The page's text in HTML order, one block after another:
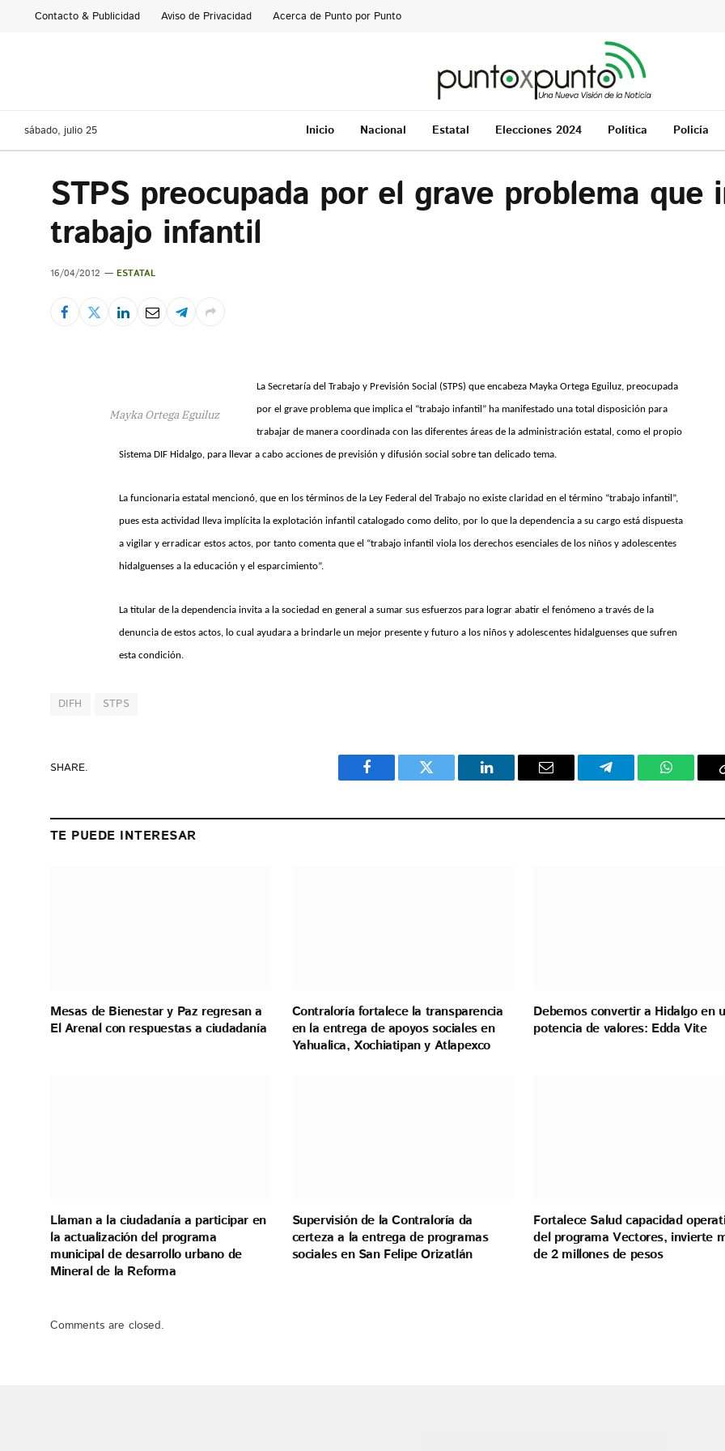
Contacto & Publicidad Aviso de Privacidad Acerca de Punto por Punto
sábado, julio 25 Inicio Nacional Estatal Elecciones 2024 Política Policía
STPS preocupada por el grave problema que
trabajo infantil
16/04/2012 ESTATAL
Mayka Ortega Eguiluz
La Secretaría del Trabajo y Previsión Social (STPS) que encabeza Mayka Ortega Eguiluz, preocupada
por el grave problema que implica el “trabajo infantil” ha manifestado una total disposición para
trabajar de manera coordinada con las diferentes áreas de la administración estatal, como el propio
Sistema DIF Hidalgo, para llevar a cabo acciones de previsión y difusión social sobre tan delicado tema.
La funcionaria estatal mencionó, que en los términos de la Ley Federal del Trabajo no existe claridad en el término “trabajo infantil”,
pues esta actividad lleva implícita la explotación infantil catalogado como delito, por lo que la dependencia a su cargo está dispuesta
a vigilar y erradicar estos actos, por tanto comenta que el “trabajo infantil viola los derechos esenciales de los niños y adolescentes
hidalguenses a la educación y el esparcimiento”.
La titular de la dependencia invita a la sociedad en general a sumar sus esfuerzos para lograr abatir el fenómeno a través de la
denuncia de estos actos, lo cual ayudara a brindarle un mejor presente y futuro a los niños y adolescentes hidalguenses que sufren
esta condición.
DIFH STPS
SHARE.
Facebook Twitter LinkedIn Email Telegram
TE PUEDE INTERESAR
Mesas de Bienestar y Paz regresan a
El Arenal con respuestas a ciudadanía
Contraloría fortalece la transparencia
en la entrega de apoyos sociales en
Yahualica, Xochiatipan y Atlapexco
Debemos convertir a Hidalgo en
potencia de valores: Edda Vite
Llaman a la ciudadanía a participar en
la actualización del programa
municipal de desarrollo urbano de
Mineral de la Reforma
Supervisión de la Contraloría da
certeza a la entrega de programas
sociales en San Felipe Orizatlán
Fortalece Salud capacidad
del programa Vectores, invierte
de 2 millones de pesos
Comments are closed.